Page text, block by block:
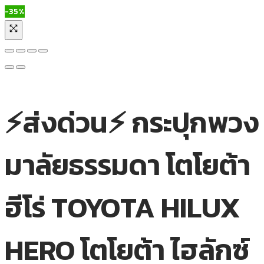
-35%
⚡ส่งด่วน⚡ กระปุกพวง
มาลัยธรรมดา โตโยต้า
ฮีโร่ TOYOTA HILUX
HERO โตโยต้า ไฮลักซ์